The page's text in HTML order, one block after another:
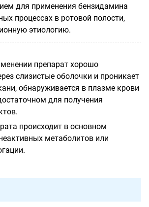
для применения бензидамина
процессах в ротовой полости,
этиологию.
препарат хорошо
слизистые оболочки и проникает
обнаруживается в плазме крови
для получения
происходит в основном
метаболитов или